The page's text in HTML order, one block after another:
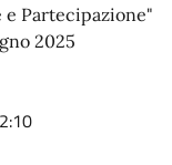
Partecipazione"
2025